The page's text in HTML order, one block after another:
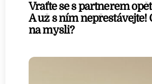
Vraťte se s partnerem
A už s ním nepřestávejte!
na mysli?